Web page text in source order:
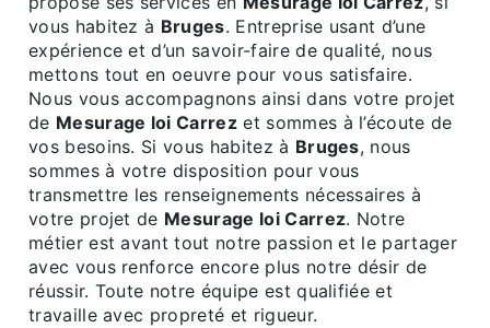
vous habitez à Bruges. Entreprise usant d’une
expérience et d’un savoir-faire de qualité, nous
mettons tout en oeuvre pour vous satisfaire.
Nous vous accompagnons ainsi dans votre projet
de Mesurage loi Carrez et sommes à l’écoute de
vos besoins. Si vous habitez à Bruges, nous
sommes à votre disposition pour vous
transmettre les renseignements nécessaires à
votre projet de Mesurage loi Carrez. Notre
métier est avant tout notre passion et le partager
avec vous renforce encore plus notre désir de
réussir. Toute notre équipe est qualifiée et
travaille avec propreté et rigueur.